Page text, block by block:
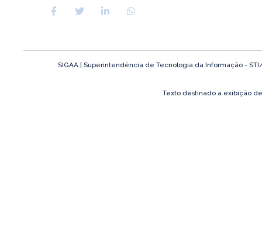
SIGAA | Superintendência de Tecnologia da Informação -
Texto destinado a exibição